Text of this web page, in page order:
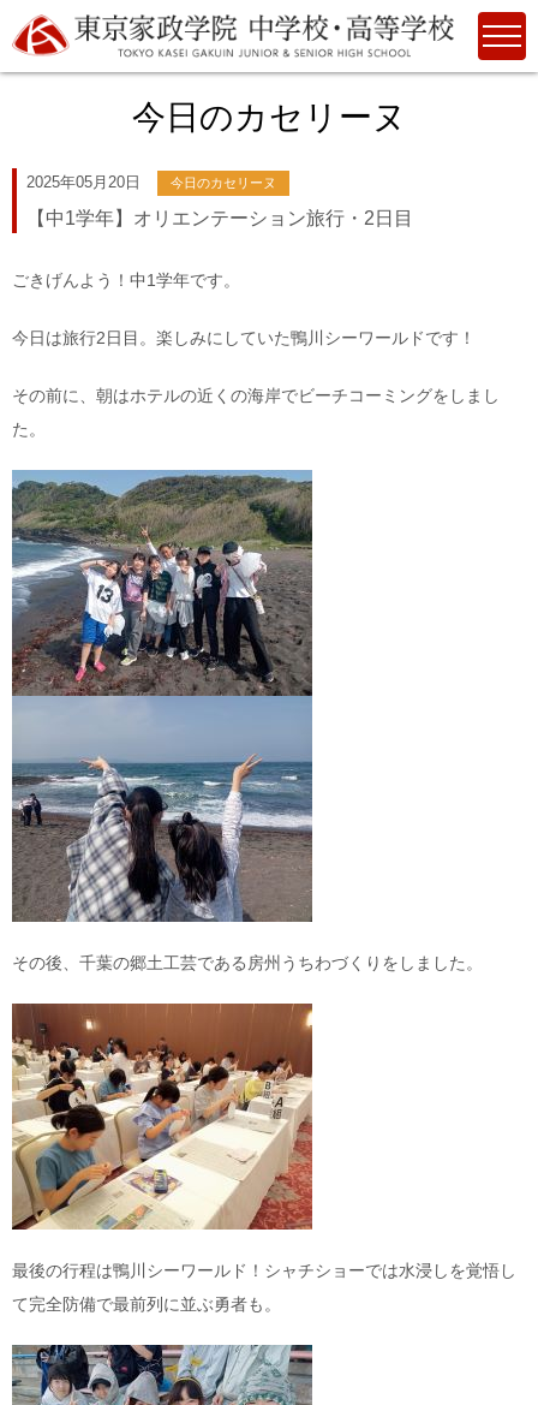
今日のカセリーヌ
2025年05月20日 今日のカセリーヌ
【中1学年】オリエンテーション旅行・2日目
ごきげんよう！中1学年です。
今日は旅行2日目。楽しみにしていた鴨川シーワールドです！
その前に、朝はホテルの近くの海岸でビーチコーミングをしまし
た。
その後、千葉の郷土工芸である房州うちわづくりをしました。
最後の行程は鴨川シーワールド！シャチショーでは水浸しを覚悟し
て完全防備で最前列に並ぶ勇者も。